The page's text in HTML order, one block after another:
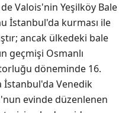
Valois'nin Yeşilköy Bale
İstanbul'da kurması ile
ancak ülkedeki bale
geçmişi Osmanlı
döneminde 16.
İstanbul'da Venedik
evinde düzenlenen